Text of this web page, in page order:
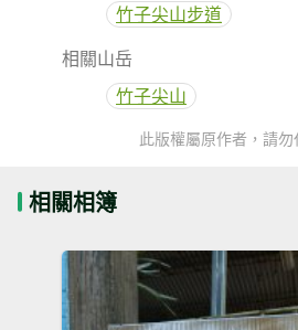
竹子尖山步道
相關山岳
竹子尖山
此版權屬原作者，請
相關相簿